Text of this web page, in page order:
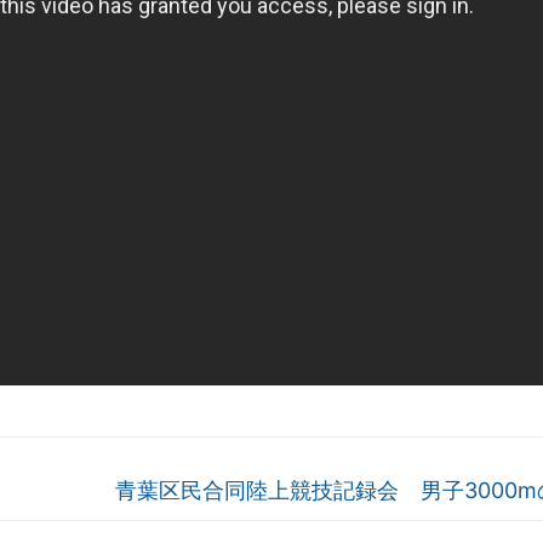
青葉区民合同陸上競技記録会 男子3000m